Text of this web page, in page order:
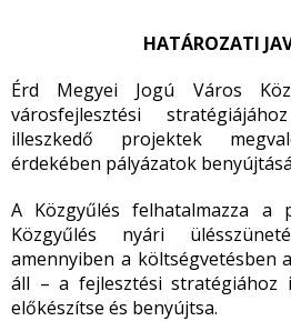
HATÁROZATI
Érd Megyei Jogú Város
városfejlesztési
illeszkedő projektek
érdekében pályázatok
A Közgyűlés felhatalmazza a
Közgyűlés nyári
amennyiben a költségvetésben
áll – a fejlesztési stratégiához
előkészítse és benyújtsa.